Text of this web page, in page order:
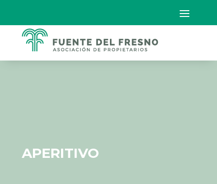
APERITIVO